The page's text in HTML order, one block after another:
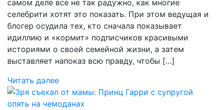
самом деле все не так радужно, как многие
селебрити хотят это показать. При этом ведущая и
блогер осудила тех, кто сначала показывает
идиллию и «кормит» подписчиков красивыми
историями о своей семейной жизни, а затем
выставляет напоказ всю правду, чтобы […]
Читать далее